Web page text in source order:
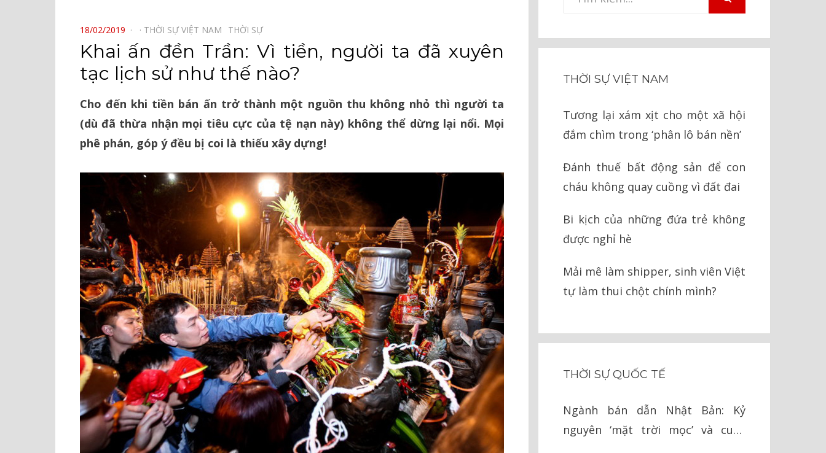
POSTED
ON
18/02/2019 THỜI SỰ VIỆT NAM⠀ THỜI SỰ⠀
Khai ấn đền Trần: Vì tiền, người ta đã xuyên
tạc lịch sử như thế nào?
Cho đến khi tiền bán ấn trở thành một nguồn thu không nhỏ thì người ta
(dù đã thừa nhận mọi tiêu cực của tệ nạn này) không thể dừng lại nổi. Mọi
phê phán, góp ý đều bị coi là thiếu xây dựng!
THỜI SỰ VIỆT NAM
Tương lại xám xịt cho một xã hội
đắm chìm trong ‘phân lô bán nền’
Đánh thuế bất động sản để con
cháu không quay cuồng vì đất đai
Bi kịch của những đứa trẻ không
được nghỉ hè
Mải mê làm shipper, sinh viên Việt
tự làm thui chột chính mình?
THỜI SỰ QUỐC TẾ
Ngành bán dẫn Nhật Bản: Kỷ
nguyên ‘mặt trời mọc’ và cuộc